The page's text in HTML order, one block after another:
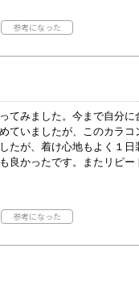
てみました。今まで自分に
ていましたが、このカラ
たが、着け心地もよく１日
良かったです。またリピー